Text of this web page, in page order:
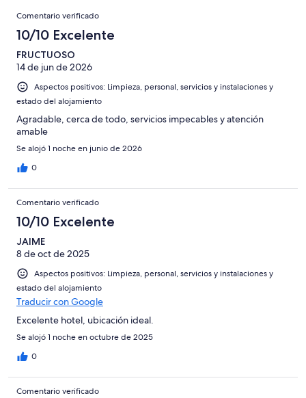
puntuación
Normal
una
puntuación
Mediocre
587
una
puntuación
de
Comentarios
Comentario verificado
10/10 Excelente
FRUCTUOSO
14 de jun de 2026
Aspectos positivos: Limpieza, personal, servicios y instalaciones y
estado del alojamiento
Agradable, cerca de todo, servicios impecables y atención
amable
Se alojó 1 noche en junio de 2026
0
Comentario verificado
10/10 Excelente
JAIME
8 de oct de 2025
Aspectos positivos: Limpieza, personal, servicios y instalaciones y
estado del alojamiento
Traducir con Google
Excelente hotel, ubicación ideal.
Se alojó 1 noche en octubre de 2025
0
Comentario verificado